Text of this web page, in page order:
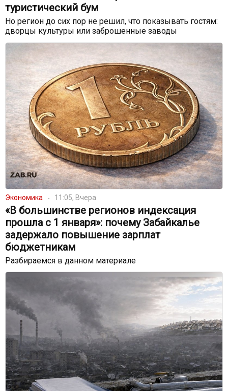
туристический бум
Но регион до сих пор не решил, что показывать гостям:
дворцы культуры или заброшенные заводы
Экономика 11:05, Вчера
«В большинстве регионов индексация
прошла с 1 января»: почему Забайкалье
задержало повышение зарплат
бюджетникам
Разбираемся в данном материале